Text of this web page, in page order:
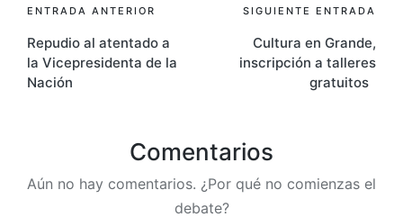
Navegación
de
entradas
ENTRADA ANTERIOR
Repudio al atentado a
la Vicepresidenta de la
Nación
SIGUIENTE ENTRADA
Cultura en Grande,
inscripción a talleres
gratuitos
Comentarios
Aún no hay comentarios. ¿Por qué no comienzas el
debate?